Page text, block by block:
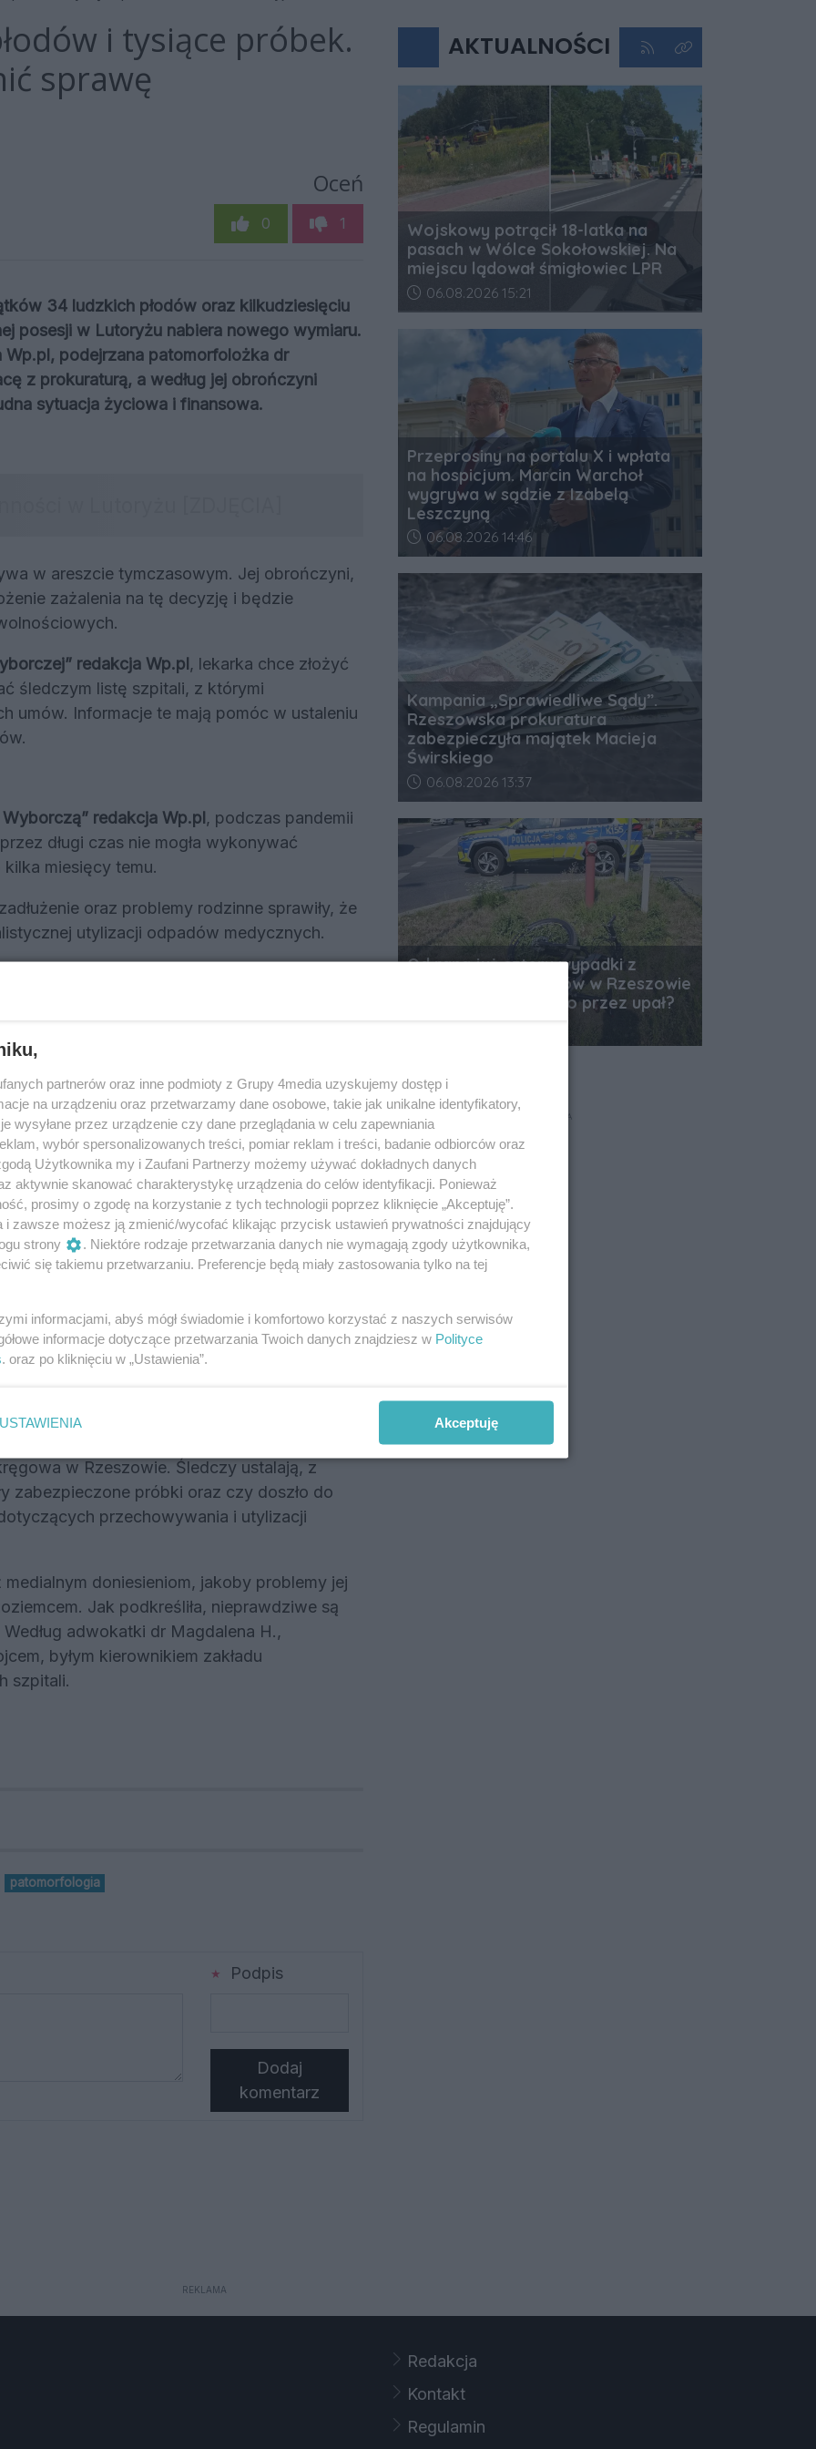
i tysiące próbek.
sprawę
Oceń
0 1
34 ludzkich płodów oraz kilkudziesięciu
posesji w Lutoryżu nabiera nowego wymiaru.
podejrzana patomorfolożka dr
z prokuraturą, a według jej obrończyni
sytuacja życiowa i finansowa.
w areszcie tymczasowym. Jej obrończyni,
zażalenia na tę decyzję i będzie
redakcja Wp.pl , lekarka chce złożyć
śledczym listę szpitali, z którymi
umów. Informacje te mają pomóc w ustaleniu
redakcja Wp.pl , podczas pandemii
długi czas nie mogła wykonywać
miesięcy temu.
oraz problemy rodzinne sprawiły, że
utylizacji odpadów medycznych.
na zakopywanie ich na własnej
Patrycja Chobel, obrończyni
Reklama
medialnych ataków, ale liczy na opuszczenie
materiałów
właściciele nieruchomości w Lutoryżu
odkryto zakopane odpady medyczne. W
szczegółowe przeszukania z
szkiełek laboratoryjnych, bloczków
ludzkich płodów.
w Rzeszowie. Śledczy ustalają, z
zabezpieczone próbki oraz czy doszło do
przechowywania i utylizacji
doniesieniom, jakoby problemy jej
Jak podkreśliła, nieprawdziwe są
adwokatki dr Magdalena H.,
byłym kierownikiem zakładu
szpitali.
patomorfologia
Podpis
Dodaj
komentarz
AKTUALNOŚCI Kliknij aby przejść do
Kliknij aby zobaczyć
Wojskowy potrącił 18-latka na
pasach w Wólce Sokołowskiej. Na
miejscu lądował śmigłowiec LPR
Data dodania artykułu:
06.08.2026 15:21
Przeprosiny na portalu X i wpłata
na hospicjum. Marcin Warchoł
wygrywa w sądzie z Izabelą
Leszczyną
Data dodania artykułu:
06.08.2026 14:46
Kampania „Sprawiedliwe Sądy”.
Rzeszowska prokuratura
zabezpieczyła majątek Macieja
Świrskiego
Data dodania artykułu:
06.08.2026 13:37
Od rana już cztery wypadki z
udziałem jednośladów w Rzeszowie
i okolicach. Wszystko przez upał?
REKLAMA
REKLAMA
Redakcja
Kontakt
Regulamin
partnerów oraz inne podmioty z Grupy 4media uzyskujemy dostęp i
na urządzeniu oraz przetwarzamy dane osobowe, takie jak unikalne identyfikatory,
wysyłane przez urządzenie czy dane przeglądania w celu zapewniania
wybór spersonalizowanych treści, pomiar reklam i treści, badanie odbiorców oraz
Użytkownika my i Zaufani Partnerzy możemy używać dokładnych danych
aktywnie skanować charakterystykę urządzenia do celów identyfikacji. Ponieważ
prosimy o zgodę na korzystanie z tych technologii poprzez kliknięcie „Akceptuję”.
i zawsze możesz ją zmienić/wycofać klikając przycisk ustawień prywatności znajdujący
strony
. Niektóre rodzaje przetwarzania danych nie wymagają zgody użytkownika,
się takiemu przetwarzaniu. Preferencje będą miały zastosowania tylko na tej
informacjami, abyś mógł świadomie i komfortowo korzystać z naszych serwisów
informacje dotyczące przetwarzania Twoich danych znajdziesz w Polityce
. oraz po kliknięciu w „Ustawienia”.
USTAWIENIA Akceptuję